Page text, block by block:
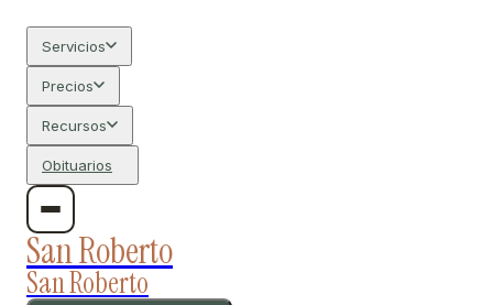
Servicios
Precios
Recursos
Obituarios
San Roberto
San Roberto